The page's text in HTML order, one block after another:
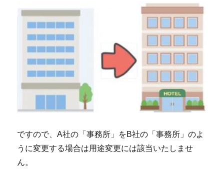
ですので、A社の「事務所」をB社の「事務所」のよ
うに変更する場合は用途変更には該当いたしませ
ん。